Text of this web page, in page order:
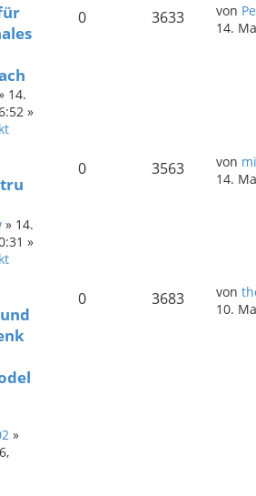
14.
»
0 3633 von
14.
» 14.
»
0 3563 von
14.
»
0 3683 von
10.